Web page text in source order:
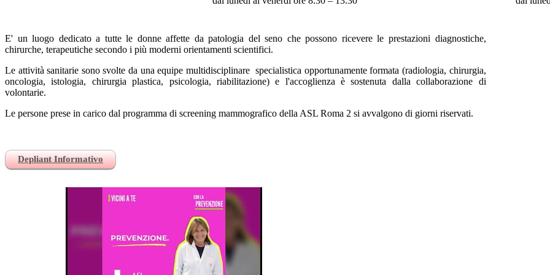
E' un luogo dedicato a tutte le donne affette da patologia del seno che possono ricevere le prestazioni diagnostiche,
chirurche, terapeutiche secondo i più moderni orientamenti scientifici.
Le attività sanitarie sono svolte da una equipe multidisciplinare specialistica opportunamente formata (radiologia, chirurgia,
oncologia, istologia, chirurgia plastica, psicologia, riabilitazione) e l'accoglienza è sostenuta dalla collaborazione di
volontarie.
Le persone prese in carico dal programma di screening mammografico della ASL Roma 2 si avvalgono di giorni riservati.
Depliant Informativo